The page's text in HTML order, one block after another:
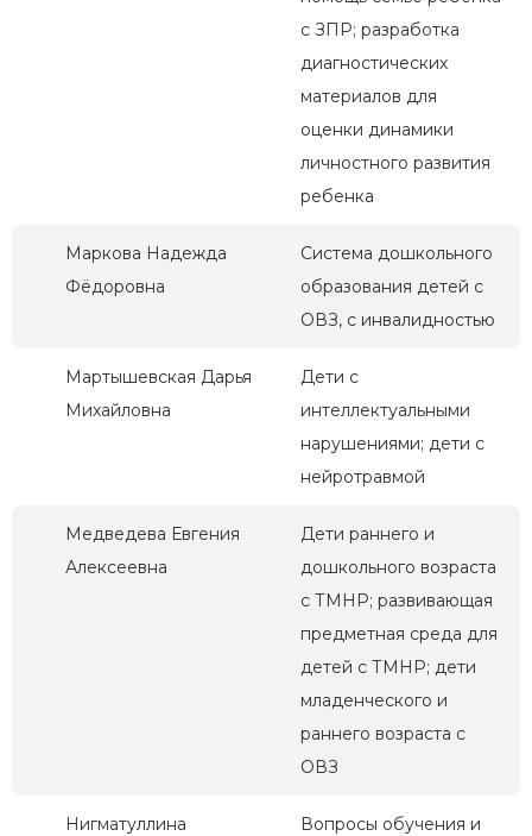
с ЗПР; разработка
диагностических
материалов для
оценки динамики
личностного развития
ребенка
Маркова Надежда
Фёдоровна
Система дошкольного
образования детей с
ОВЗ, с инвалидностью
Мартышевская Дарья
Михайловна
Дети с
интеллектуальными
нарушениями; дети с
нейротравмой
Медведева Евгения
Алексеевна
Дети раннего и
дошкольного возраста
с ТМНР; развивающая
предметная среда для
детей с ТМНР; дети
младенческого и
раннего возраста с
ОВЗ
Нигматуллина
Вопросы обучения и